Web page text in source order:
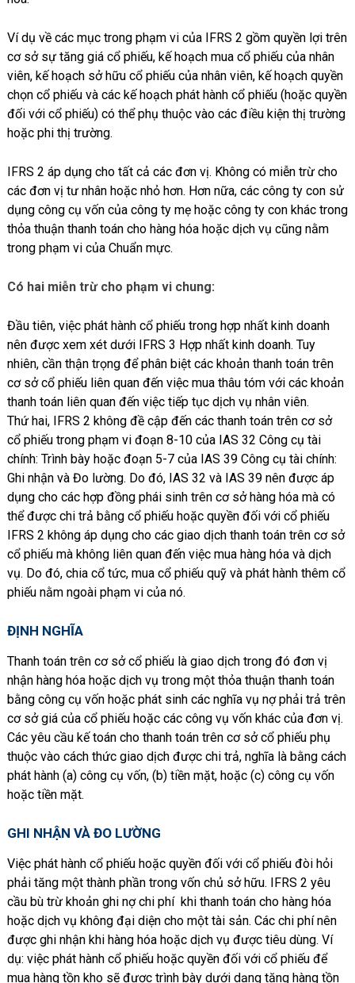
Ví dụ về các mục trong phạm vi của IFRS 2 gồm quyền lợi trên
cơ sở sự tăng giá cổ phiếu, kế hoạch mua cổ phiếu của nhân
viên, kế hoạch sở hữu cổ phiếu của nhân viên, kế hoạch quyền
chọn cổ phiếu và các kế hoạch phát hành cổ phiếu (hoặc quyền
đối với cổ phiếu) có thể phụ thuộc vào các điều kiện thị trường
hoặc phi thị trường.
IFRS 2 áp dụng cho tất cả các đơn vị. Không có miễn trừ cho
các đơn vị tư nhân hoặc nhỏ hơn. Hơn nữa, các công ty con sử
dụng công cụ vốn của công ty mẹ hoặc công ty con khác trong
thỏa thuận thanh toán cho hàng hóa hoặc dịch vụ cũng nằm
trong phạm vi của Chuẩn mực.
Có hai miễn trừ cho phạm vi chung:
Đầu tiên, việc phát hành cổ phiếu trong hợp nhất kinh doanh
nên được xem xét dưới IFRS 3 Hợp nhất kinh doanh. Tuy
nhiên, cần thận trọng để phân biệt các khoản thanh toán trên
cơ sở cổ phiếu liên quan đến việc mua thâu tóm với các khoản
thanh toán liên quan đến việc tiếp tục dịch vụ nhân viên.
Thứ hai, IFRS 2 không đề cập đến các thanh toán trên cơ sở
cổ phiếu trong phạm vi đoạn 8-10 của IAS 32 Công cụ tài
chính: Trình bày hoặc đoạn 5-7 của IAS 39 Công cụ tài chính:
Ghi nhận và Đo lường. Do đó, IAS 32 và IAS 39 nên được áp
dụng cho các hợp đồng phái sinh trên cơ sở hàng hóa mà có
thể được chi trả bằng cổ phiếu hoặc quyền đối với cổ phiếu
IFRS 2 không áp dụng cho các giao dịch thanh toán trên cơ sở
cổ phiếu mà không liên quan đến việc mua hàng hóa và dịch
vụ. Do đó, chia cổ tức, mua cổ phiếu quỹ và phát hành thêm cổ
phiếu nằm ngoài phạm vi của nó.
ĐỊNH NGHĨA
Thanh toán trên cơ sở cổ phiếu là giao dịch trong đó đơn vị
nhận hàng hóa hoặc dịch vụ trong một thỏa thuận thanh toán
bằng công cụ vốn hoặc phát sinh các nghĩa vụ nợ phải trả trên
cơ sở giá của cổ phiếu hoặc các công vụ vốn khác của đơn vị.
Các yêu cầu kế toán cho thanh toán trên cơ sở cổ phiếu phụ
thuộc vào cách thức giao dịch được chi trả, nghĩa là bằng cách
phát hành (a) công cụ vốn, (b) tiền mặt, hoặc (c) công cụ vốn
hoặc tiền mặt.
GHI NHẬN VÀ ĐO LƯỜNG
Việc phát hành cổ phiếu hoặc quyền đối với cổ phiếu đòi hỏi
phải tăng một thành phần trong vốn chủ sở hữu. IFRS 2 yêu
cầu bù trừ khoản ghi nợ chi phí khi thanh toán cho hàng hóa
hoặc dịch vụ không đại diện cho một tài sản. Các chi phí nên
được ghi nhận khi hàng hóa hoặc dịch vụ được tiêu dùng. Ví
dụ: việc phát hành cổ phiếu hoặc quyền đối với cổ phiếu để
mua hàng tồn kho sẽ được trình bày dưới dạng tăng hàng tồn